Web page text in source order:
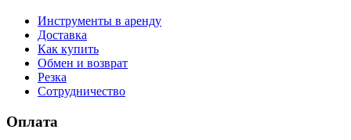
Инструменты в аренду
Доставка
Как купить
Обмен и возврат
Резка
Сотрудничество
Оплата